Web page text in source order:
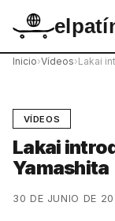
Inicio›Vídeos›Lakai
VÍDEOS
Lakai
Yamashita
30 DE JUNIO DE